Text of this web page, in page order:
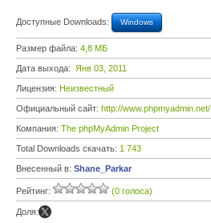
Доступные Downloads: Windows
Размер файла: 4,8 МБ
Дата выхода: Янв 03, 2011
Лицензия: Неизвестный
Официальный сайт: http://www.phpmyadmin.net/
Компания: The phpMyAdmin Project
Total Downloads скачать: 1 743
Внесенный в: Shane_Parkar
Рейтинг: (0 голоса)
Доля: